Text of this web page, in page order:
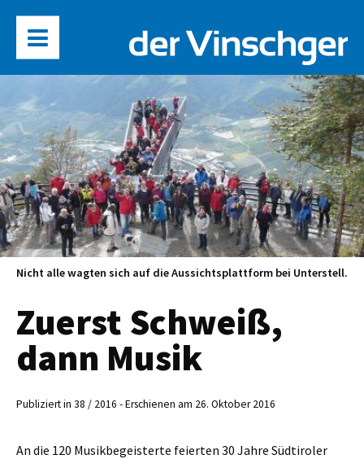
Nicht alle wagten sich auf die Aussichtsplattform bei Unterstell.
Zuerst Schweiß,
dann Musik
Publiziert in 38 / 2016 - Erschienen am 26. Oktober 2016
An die 120 Musikbegeisterte feierten 30 Jahre Südtiroler